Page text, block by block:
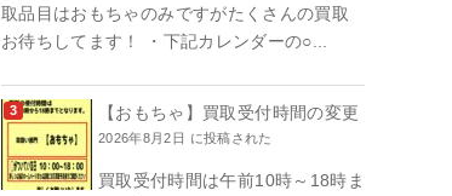
取品目はおもちゃのみですがたくさんの買取
お待ちしてます！ ・下記カレンダーの○...
【おもちゃ】買取受付時間の変更
2026年8月2日 に投稿された
買取受付時間は午前10時～18時ま